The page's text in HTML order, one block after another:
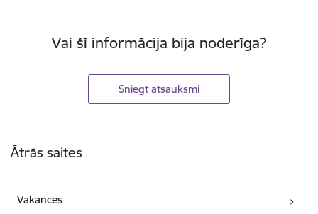
Vai šī informācija bija noderīga?
Sniegt atsauksmi
Ātrās saites
Vakances